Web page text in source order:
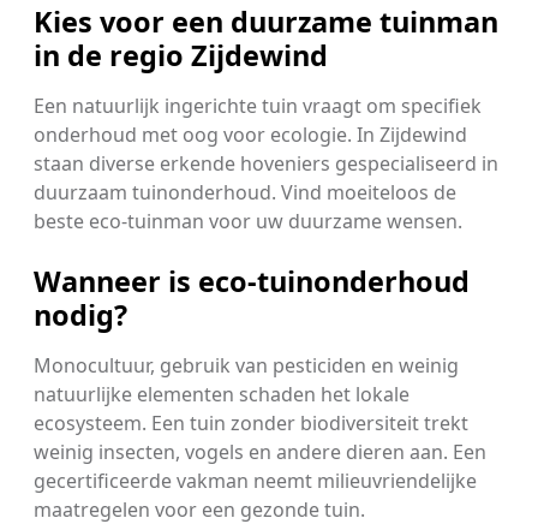
Kies voor een duurzame tuinman
in de regio Zijdewind
Een natuurlijk ingerichte tuin vraagt om specifiek
onderhoud met oog voor ecologie. In Zijdewind
staan diverse erkende hoveniers gespecialiseerd in
duurzaam tuinonderhoud. Vind moeiteloos de
beste eco-tuinman voor uw duurzame wensen.
Wanneer is eco-tuinonderhoud
nodig?
Monocultuur, gebruik van pesticiden en weinig
natuurlijke elementen schaden het lokale
ecosysteem. Een tuin zonder biodiversiteit trekt
weinig insecten, vogels en andere dieren aan. Een
gecertificeerde vakman neemt milieuvriendelijke
maatregelen voor een gezonde tuin.